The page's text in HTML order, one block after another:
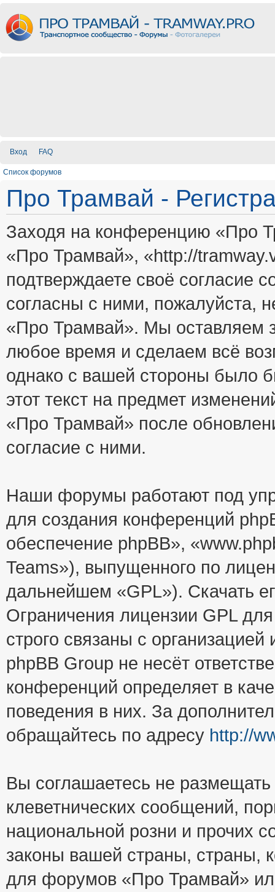
Вход FAQ
Список форумов
Про Трамвай -
Заходя на конференцию «Про
«Про Трамвай», «http://
подтверждаете своё
согласны с ними, пожалуйста,
«Про Трамвай». Мы оставляем
любое время и сделаем всё
однако с вашей стороны было
этот текст на предмет
«Про Трамвай» после
согласие с ними.
Наши форумы работают под
для создания конференций
обеспечение phpBB»,
Teams»), выпущенного по
дальнейшем «GPL»). Скачать
Ограничения лицензии GPL
строго связаны с
phpBB Group не несёт
конференций определяет в
поведения в них. За
обращайтесь по адресу http://
Вы соглашаетесь не
клеветнических сообщений,
национальной розни и прочих
законы вашей страны, страны,
для форумов «Про Трамвай»